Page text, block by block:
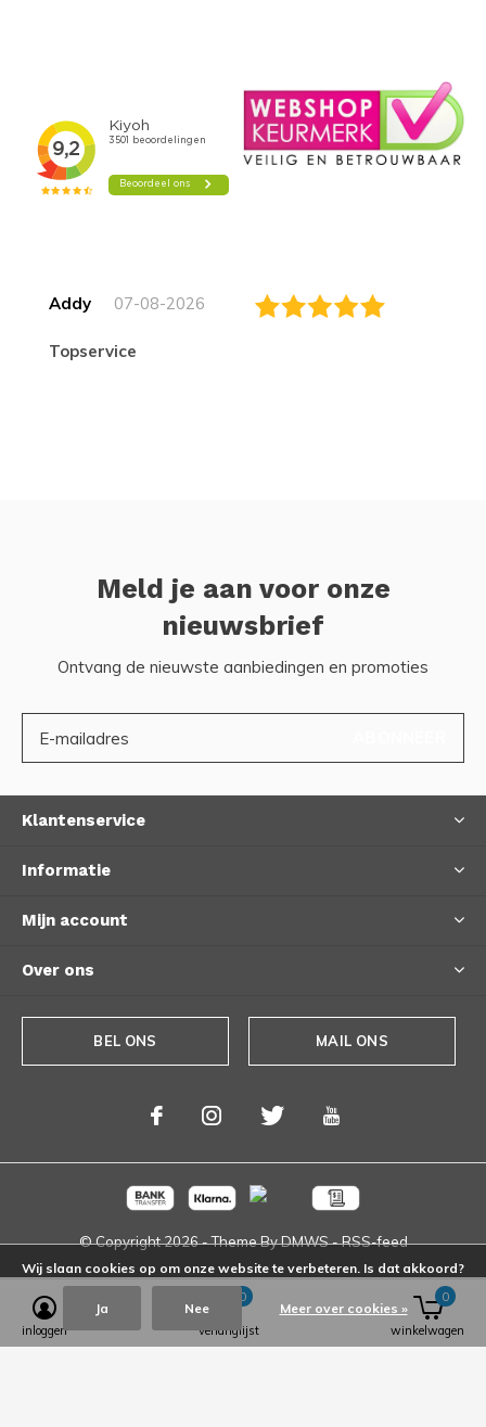
Addy 07-08-2026
topservice
Meld je aan voor onze
nieuwsbrief
Ontvang de nieuwste aanbiedingen en promoties
Klantenservice
Informatie
Mijn account
Over ons
BEL ONS MAIL ONS
© Copyright2026- Theme ByDMWS-RSS-feed
inloggen verlanglijst
0
winkelwagen
0
Wij slaan cookies op om onze website te verbeteren. Is dat akkoord?
Ja Nee Meer over cookies »